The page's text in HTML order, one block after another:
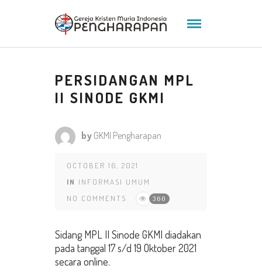
PERSIDANGAN MPL
II SINODE GKMI
by GKMI Pengharapan
OCTOBER 16, 2021
IN INFORMASI UMUM
NO COMMENTS
360
Sidang MPL II Sinode GKMI diadakan
pada tanggal 17 s/d 19 Oktober 2021
secara online.